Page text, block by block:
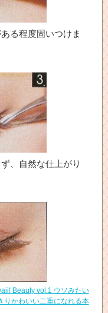
る程度固いつけま
、自然な仕上がり
Beauty vol.1 ウソみたい
りかわいい二重になれる本